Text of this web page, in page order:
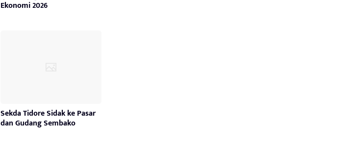
Ekonomi 2026
Sekda Tidore Sidak ke Pasar
dan Gudang Sembako